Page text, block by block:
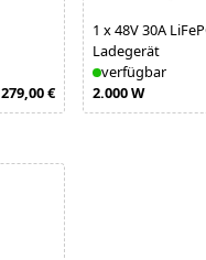
279,00 €
1 x48V 30A
Ladegerät
verfügbar
2.000 W